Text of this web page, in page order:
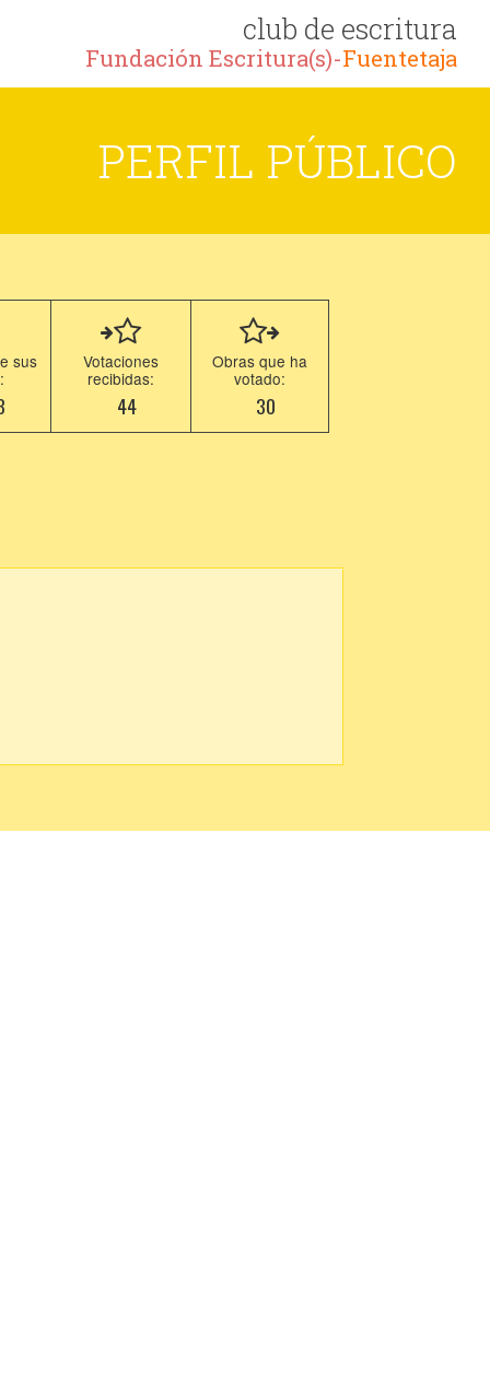
club de escritura
Fundación Escritura(s)-Fuentetaja
PERFIL PÚBLICO
sus
Votaciones
recibidas:
44
Obras que ha
votado:
30